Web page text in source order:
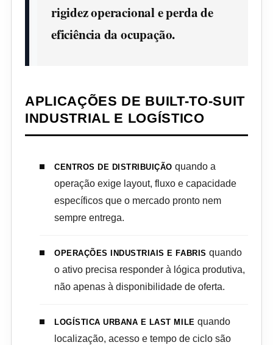
rigidez operacional e perda de
eficiência da ocupação.
APLICAÇÕES DE BUILT-TO-SUIT
INDUSTRIAL E LOGÍSTICO
CENTROS DE DISTRIBUIÇÃO quando a
operação exige layout, fluxo e capacidade
específicos que o mercado pronto nem
sempre entrega.
OPERAÇÕES INDUSTRIAIS E FABRIS quando
o ativo precisa responder à lógica produtiva,
não apenas à disponibilidade de oferta.
LOGÍSTICA URBANA E LAST MILE quando
localização, acesso e tempo de ciclo são